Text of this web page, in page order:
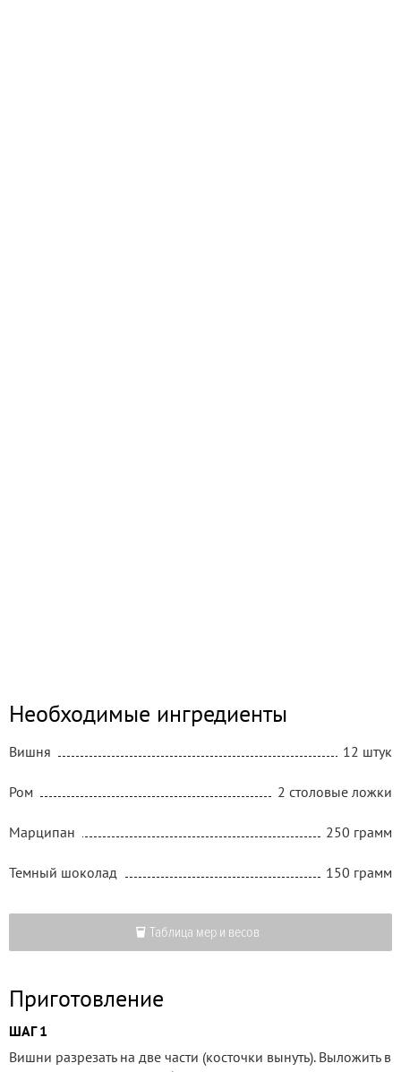
Необходимые ингредиенты
Вишня 12 штук
Ром 2 столовые ложки
Марципан 250 грамм
Темный шоколад 150 грамм
Таблица мер и весов
Приготовление
ШАГ 1
Вишни разрезать на две части (косточки вынуть). Выложить в